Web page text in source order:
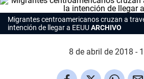
Migrantes centroamericanos cruzan a
intención de llegar a EEUUARCHIVO
8 de abril de 2018 -